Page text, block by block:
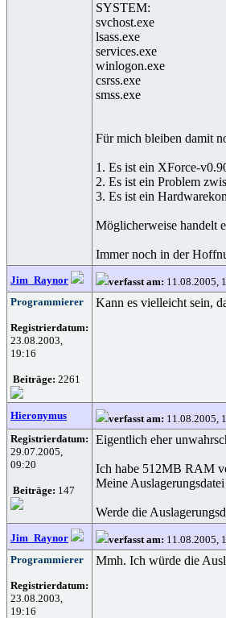
SYSTEM:
svchost.exe
lsass.exe
services.exe
winlogon.exe
csrss.exe
smss.exe
Für mich bleiben damit
1. Es ist ein XForce-
2. Es ist ein Problem
3. Es ist ein
Möglicherweise handelt
Immer noch in der
Jim_Raynor verfasst am: 11.08.2005,
Programmierer
Registrierdatum:
23.08.2003,
19:16
Beiträge: 2261
Kann es vielleicht sein,
Hieronymus verfasst am: 11.08.2005,
Registrierdatum:
29.07.2005,
09:20
Beiträge: 147
Eigentlich eher
Ich habe 512MB RAM
Meine
Werde die
Jim_Raynor verfasst am: 11.08.2005,
Programmierer
Registrierdatum:
23.08.2003,
19:16
Mmh. Ich würde die